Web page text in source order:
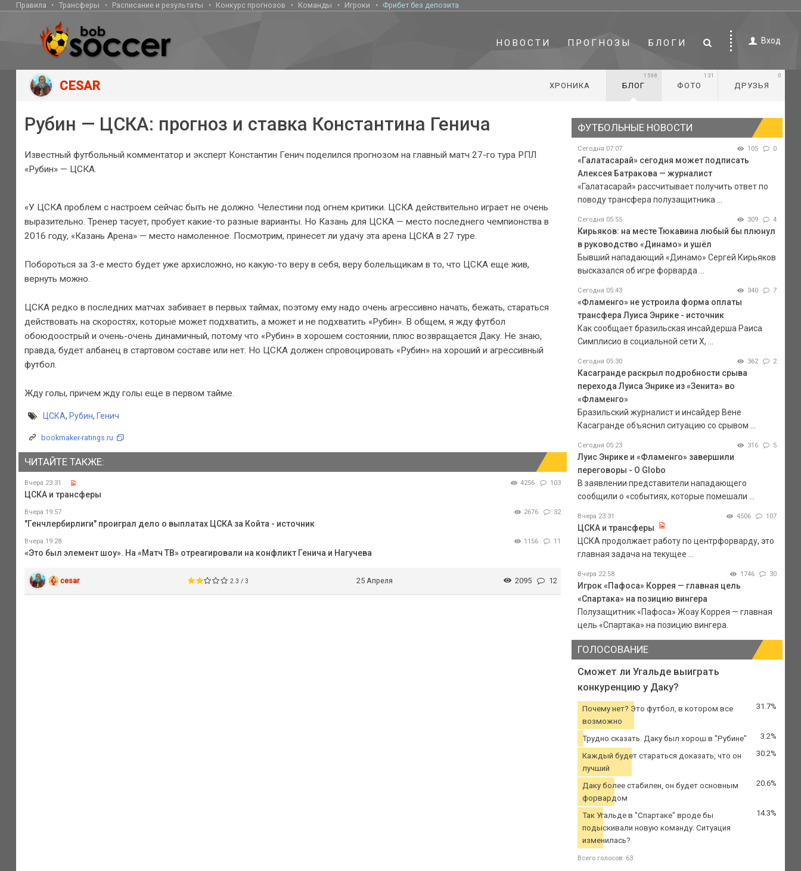
Правила Трансферы Расписание и результаты Конкурс прогнозов Команды Игроки Фрибет без депозита
НОВОСТИ ПРОГНОЗЫ БЛОГИ Вход
CESAR ХРОНИКА БЛОГ
1598
ФОТО
131
ДРУЗЬЯ
0
Рубин — ЦСКА: прогноз и ставка Константина Генича
Известный футбольный комментатор и эксперт Константин Генич поделился прогнозом на главный матч 27-го тура РПЛ
«Рубин» — ЦСКА.
«У ЦСКА проблем с настроем сейчас быть не должно. Челестини под огнем критики. ЦСКА действительно играет не очень
выразительно. Тренер тасует, пробует какие-то разные варианты. Но Казань для ЦСКА — место последнего чемпионства в
2016 году, «Казань Арена» — место намоленное. Посмотрим, принесет ли удачу эта арена ЦСКА в 27 туре.
Побороться за 3-е место будет уже архисложно, но какую-то веру в себя, веру болельщикам в то, что ЦСКА еще жив,
вернуть можно.
ЦСКА редко в последних матчах забивает в первых таймах, поэтому ему надо очень агрессивно начать, бежать, стараться
действовать на скоростях, которые может подхватить, а может и не подхватить «Рубин». В общем, я жду футбол
обоюдоострый и очень-очень динамичный, потому что «Рубин» в хорошем состоянии, плюс возвращается Даку. Не знаю,
правда, будет албанец в стартовом составе или нет. Но ЦСКА должен спровоцировать «Рубин» на хороший и агрессивный
футбол.
Жду голы, причем жду голы еще в первом тайме.
ЦСКА, Рубин, Генич
bookmaker-ratings.ru
ЧИТАЙТЕ ТАКЖЕ:
Вчера 23:31 4256 103
ЦСКА и трансферы
Вчера 19:57 2676 32
"Генчлербирлиги" проиграл дело о выплатах ЦСКА за Койта - источник
Вчера 19:28 1156 11
«Это был элемент шоу». На «Матч ТВ» отреагировали на конфликт Генича и Нагучева
cesar 2.3 / 3 25 Апреля 2095 12
ФУТБОЛЬНЫЕ НОВОСТИ
Сегодня 07:07 105 0
«Галатасарай» сегодня может подписать
Алексея Батракова — журналист
«Галатасарай» рассчитывает получить ответ по
поводу трансфера полузащитника ...
Сегодня 05:55 309 4
Кирьяков: на месте Тюкавина любый бы плюнул
в руководство «Динамо» и ушёл
Бывший нападающий «Динамо» Сергей Кирьяков
высказался об игре форварда ...
Сегодня 05:43 340 7
«Фламенго» не устроила форма оплаты
трансфера Луиса Энрике - источник
Как сообщает бразильская инсайдерша Раиса
Симплисио в социальной сети Х, ...
Сегодня 05:30 362 2
Касагранде раскрыл подробности срыва
перехода Луиса Энрике из «Зенита» во
«Фламенго»
Бразильский журналист и инсайдер Вене
Касагранде объяснил ситуацию со срывом ...
Сегодня 05:23 316 5
Луис Энрике и «Фламенго» завершили
переговоры - O Globo
В заявлении представители нападающего
сообщили о «событиях, которые помешали ...
Вчера 23:31 4506 107
ЦСКА и трансферы
ЦСКА продолжает работу по центрфорварду, это
главная задача на текущее ...
Вчера 22:58 1746 30
Игрок «Пафоса» Коррея — главная цель
«Спартака» на позицию вингера
Полузащитник «Пафоса» Жоау Коррея — главная
цель «Спартака» на позицию вингера.
ГОЛОСОВАНИЕ
Сможет ли Угальде выиграть
конкуренцию у Даку?
Почему нет? Это футбол, в котором все
возможно
31.7%
Трудно сказать. Даку был хорош в "Рубине" 3.2%
Каждый будет стараться доказать, что он
лучший
30.2%
Даку более стабилен, он будет основным
форвардом
20.6%
Так Угальде в "Спартаке" вроде бы
подыскивали новую команду. Ситуация
изменилась?
14.3%
Всего голосов: 63